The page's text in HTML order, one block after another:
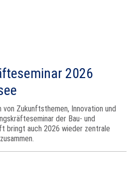
2026
von Zukunftsthemen, Innovation und
der Bau‑ und
bringt auch 2026 wieder zentrale